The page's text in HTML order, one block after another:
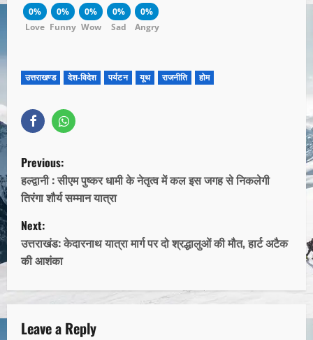
0%
Love
0%
Funny
0%
Wow
0%
Sad
0%
Angry
उत्तराखण्ड देश-विदेश पर्यटन यूथ राजनीति होम
Previous:
हल्द्वानी : सीएम पुष्कर धामी के नेतृत्व में कल इस जगह से निकलेगी
तिरंगा शौर्य सम्मान यात्रा
Next:
उत्तराखंड: केदारनाथ यात्रा मार्ग पर दो श्रद्धालुओं की मौत, हार्ट अटैक
की आशंका
Leave a Reply